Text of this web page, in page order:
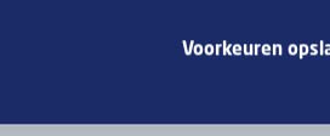
Voorkeuren
c’est pourquoi nous devons
? Contactez notre équipe